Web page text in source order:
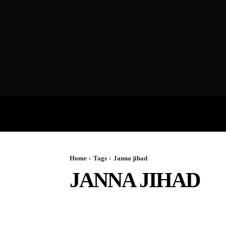
Home Tags Janna jihad
JANNA JIHAD